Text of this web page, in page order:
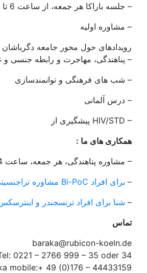
جلسه باراکا هر جمعه، از ساعت 6 تا 10 شب –
مشاوره اولیه –
پناهندگی، مهاجرت و رابطه جنسی و غیره –
شب های فرهنگی و توانمندسازی –
درس آلمانی –
پیشگیری از HIV/STD –
: همکاری های ما
مشاوره پناهندگی، هر جمعه، ساعت 14 تا 17 –
مشاوره تراجنسیتی Bi-PoC برای افراد –
شنا برای افراد ترنسجندر و –
تماس
baraka@rubicon-koeln.de
0221 – 2766 999 – 35 oder 34
mobile:+ 49 (0)176 – 44433159